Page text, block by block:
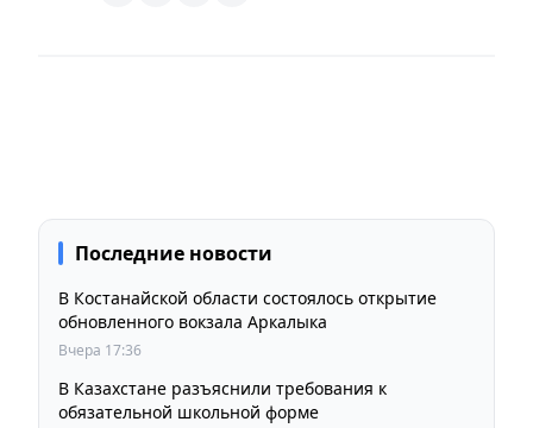
Последние новости
В Костанайской области состоялось открытие
обновленного вокзала Аркалыка
Вчера 17:36
В Казахстане разъяснили требования к
обязательной школьной форме